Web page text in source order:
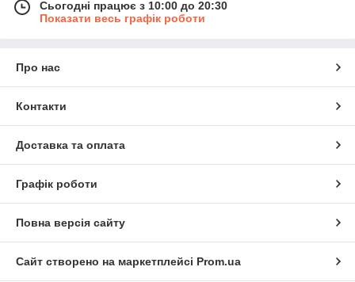
Сьогодні працює з 10:00 до 20:30
Показати весь графік роботи
Про нас
Контакти
Доставка та оплата
Графік роботи
Повна версія сайту
Сайт створено на маркетплейсі Prom.ua